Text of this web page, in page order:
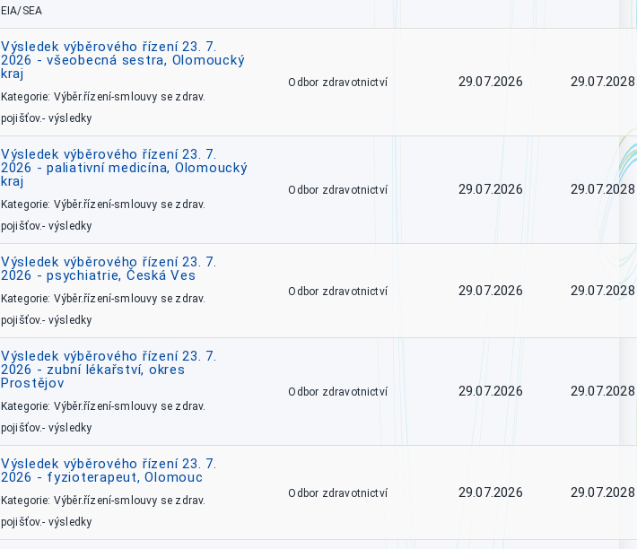
EIA/SEA
Výsledek výběrového řízení 23. 7.
2026 - všeobecná sestra, Olomoucký
kraj
Kategorie: Výběr.řízení-smlouvy se zdrav.
pojišťov.- výsledky
Odbor zdravotnictví 29.07.2026 29.07.2028
Výsledek výběrového řízení 23. 7.
2026 - paliativní medicína, Olomoucký
kraj
Kategorie: Výběr.řízení-smlouvy se zdrav.
pojišťov.- výsledky
Odbor zdravotnictví 29.07.2026 29.07.2028
Výsledek výběrového řízení 23. 7.
2026 - psychiatrie, Česká Ves
Kategorie: Výběr.řízení-smlouvy se zdrav.
pojišťov.- výsledky
Odbor zdravotnictví 29.07.2026 29.07.2028
Výsledek výběrového řízení 23. 7.
2026 - zubní lékařství, okres
Prostějov
Kategorie: Výběr.řízení-smlouvy se zdrav.
pojišťov.- výsledky
Odbor zdravotnictví 29.07.2026 29.07.2028
Výsledek výběrového řízení 23. 7.
2026 - fyzioterapeut, Olomouc
Kategorie: Výběr.řízení-smlouvy se zdrav.
pojišťov.- výsledky
Odbor zdravotnictví 29.07.2026 29.07.2028